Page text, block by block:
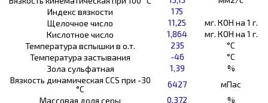
Индекс вязкости
175
Щелочное число
11,25
мг. КОН на 1 г.
Кислотное число
1,864
мг. КОН на 1 г.
Температура вспышки в о.т.
235
°C
Температура застывания
-46
°C
Зола сульфатная
1,39
%
Вязкость динамическая CCS при -30
°С
6427
мПас
Массовая доля серы
0,372
%